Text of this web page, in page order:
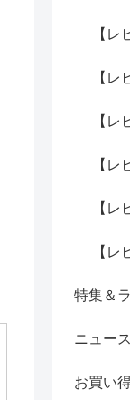
【レ
【
【レ
【レ
【レ
【レ
特集＆
ニュー
お買い